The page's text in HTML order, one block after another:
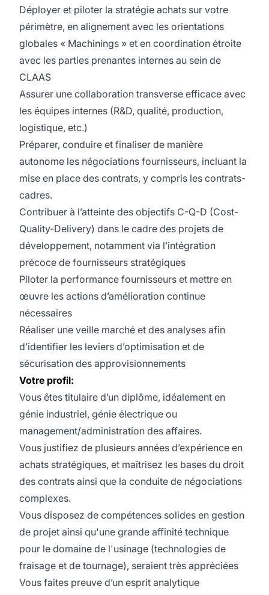
Déployer et piloter la stratégie achats sur votre
périmètre, en alignement avec les orientations
globales « Machinings » et en coordination étroite
avec les parties prenantes internes au sein de
CLAAS
Assurer une collaboration transverse efficace avec
les équipes internes (R&D, qualité, production,
logistique, etc.)
Préparer, conduire et finaliser de manière
autonome les négociations fournisseurs, incluant la
mise en place des contrats, y compris les contrats-
cadres.
Contribuer à l’atteinte des objectifs C-Q-D (Cost-
Quality-Delivery) dans le cadre des projets de
développement, notamment via l’intégration
précoce de fournisseurs stratégiques
Piloter la performance fournisseurs et mettre en
œuvre les actions d’amélioration continue
nécessaires
Réaliser une veille marché et des analyses afin
d’identifier les leviers d’optimisation et de
sécurisation des approvisionnements
Votre profil:
Vous êtes titulaire d’un diplôme, idéalement en
génie industriel, génie électrique ou
management/administration des affaires.
Vous justifiez de plusieurs années d’expérience en
achats stratégiques, et maîtrisez les bases du droit
des contrats ainsi que la conduite de négociations
complexes.
Vous disposez de compétences solides en gestion
de projet ainsi qu'une grande affinité technique
pour le domaine de l'usinage (technologies de
fraisage et de tournage), seraient très appréciées
Vous faites preuve d’un esprit analytique